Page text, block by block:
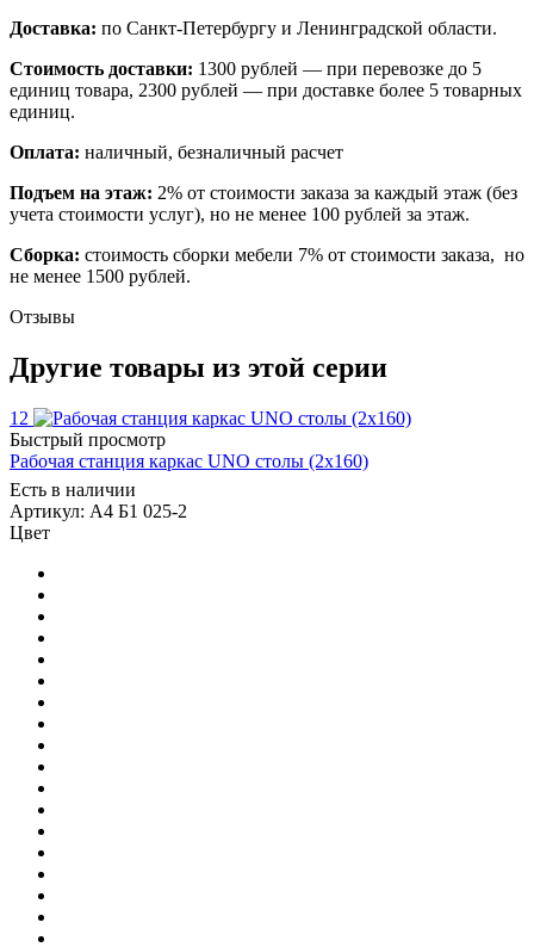
Доставка: по Санкт-Петербургу и Ленинградской области.
Стоимость доставки: 1300 рублей — при перевозке до 5
единиц товара, 2300 рублей — при доставке более 5 товарных
единиц.
Оплата: наличный, безналичный расчет
Подъем на этаж: 2% от стоимости заказа за каждый этаж (без
учета стоимости услуг), но не менее 100 рублей за этаж.
Сборка: стоимость сборки мебели 7% от стоимости заказа, но
не менее 1500 рублей.
Отзывы
Другие товары из этой серии
12
Быстрый просмотр
Рабочая станция каркас UNO столы (2х160)
Есть в наличии
Артикул: А4 Б1 025-2
Цвет